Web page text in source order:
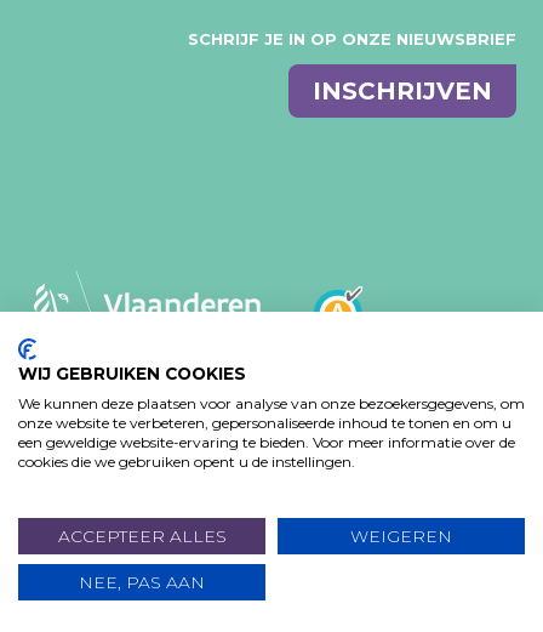
DOE EEN GIFT
SCHRIJF JE IN OP ONZE NIEUWSBRIEF
mail
INSCHRIJVEN
MVO-BELEID
PRIVACY VERKLARING
TOEGANKELIJKHEIDSVERKLARING
www.koba.be
WIJ GEBRUIKEN COOKIES
We kunnen deze plaatsen voor analyse van onze bezoekersgegevens, om
onze website te verbeteren, gepersonaliseerde inhoud te tonen en om u
een geweldige website-ervaring te bieden. Voor meer informatie over de
cookies die we gebruiken opent u de instellingen.
ACCEPTEER ALLES WEIGEREN
NEE, PAS AAN